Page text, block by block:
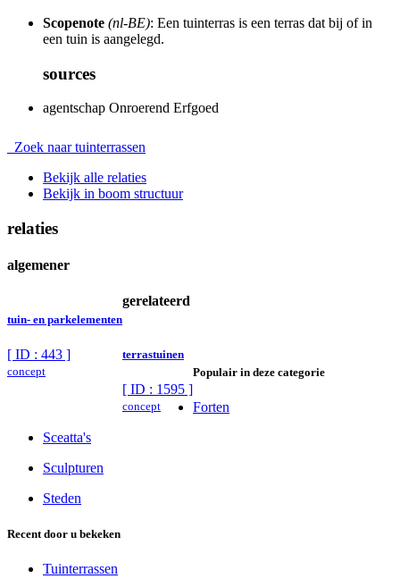
Scopenote (nl-BE): Een tuinterras is een terras dat bij of in
een tuin is aangelegd.
sources
agentschap Onroerend Erfgoed
Zoek naar tuinterrassen
Bekijk alle relaties
Bekijk in boom structuur
relaties
algemener
tuin- en parkelementen
[ ID : 443 ]
concept
gerelateerd
terrastuinen
[ ID : 1595 ]
concept
Populair in deze categorie
Forten
Sceatta's
Sculpturen
Steden
Recent door u bekeken
Tuinterrassen